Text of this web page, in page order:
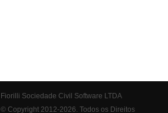
Fiorilli Sociedade Civil Software LTDA
© Copyright 2012-2026. Todos os Direitos